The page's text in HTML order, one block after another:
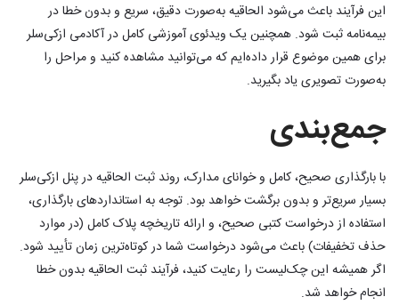
این فرآیند باعث می‌شود الحاقیه به‌صورت دقیق، سریع و بدون خطا در
بیمه‌نامه ثبت شود. همچنین یک ویدئوی آموزشی کامل در آکادمی ازکی‌سلر
برای همین موضوع قرار داده‌ایم که می‌توانید مشاهده کنید و مراحل را
به‌صورت تصویری یاد بگیرید.
جمع‌بندی
با بارگذاری صحیح، کامل و خوانای مدارک، روند ثبت الحاقیه در پنل ازکی‌سلر
بسیار سریع‌تر و بدون برگشت خواهد بود. توجه به استانداردهای بارگذاری،
استفاده از درخواست کتبی صحیح، و ارائه تاریخچه پلاک کامل (در موارد
حذف تخفیفات) باعث می‌شود درخواست شما در کوتاه‌ترین زمان تأیید شود.
اگر همیشه این چک‌لیست را رعایت کنید، فرآیند ثبت الحاقیه بدون خطا
انجام خواهد شد.